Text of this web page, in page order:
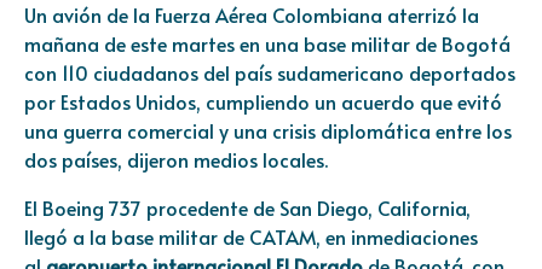
Un avión de la Fuerza Aérea Colombiana aterrizó la
mañana de este martes en una base militar de Bogotá
con 110 ciudadanos del país sudamericano deportados
por Estados Unidos, cumpliendo un acuerdo que evitó
una guerra comercial y una crisis diplomática entre los
dos países, dijeron medios locales.
El Boeing 737 procedente de San Diego, California,
llegó a la base militar de CATAM, en inmediaciones